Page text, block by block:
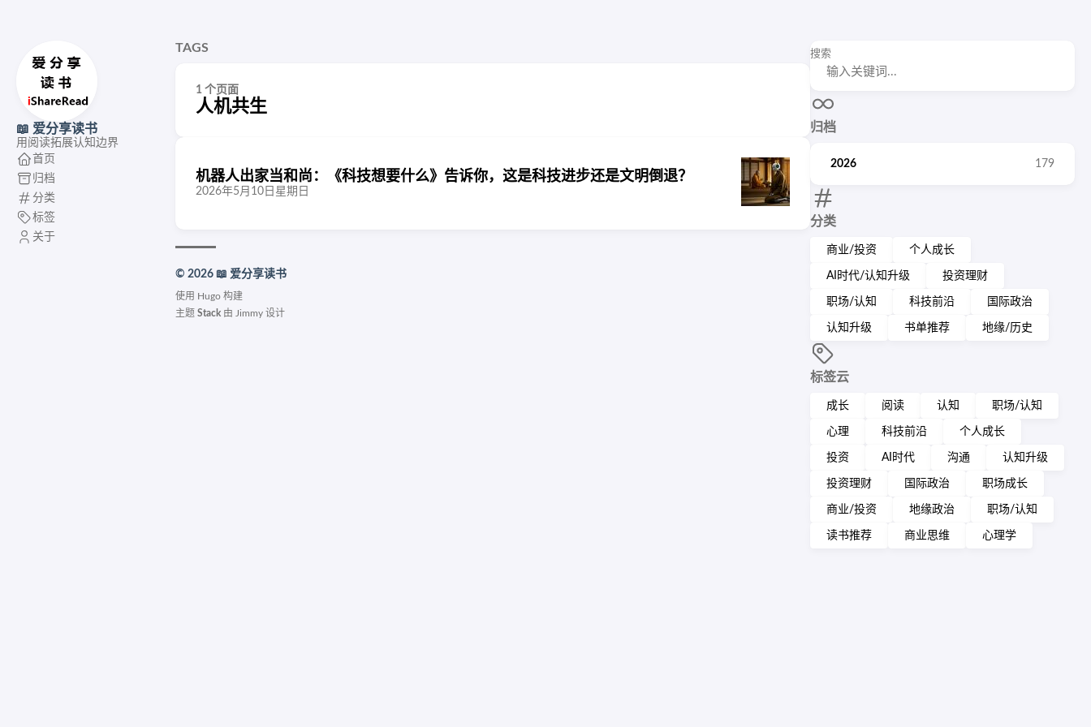
📖 爱分享读书
用阅读拓展认知边界
首页
归档
分类
标签
关于
搜索
归档
2026 179
分类
商业/投资 个人成长
AI时代/认知升级 投资理财
职场/认知 科技前沿 国际政治
认知升级 书单推荐 地缘/历史
标签云
成长 阅读 认知 职场/认知
心理 科技前沿 个人成长
投资 AI时代 沟通 认知升级
投资理财 国际政治 职场成长
商业/投资 地缘政治 职场/认知
读书推荐 商业思维 心理学
TAGS
1 个页面
人机共生
机器人出家当和尚：《科技想要什么》告诉你，这是科技进步还是文明倒退？
2026年5月10日星期日
© 2026 📖 爱分享读书
使用 Hugo构建
主题 Stack由 Jimmy设计